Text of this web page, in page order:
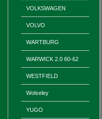
VOLKSWAGEN
VOLVO
WARTBURG
WARWICK 2.0 60-62
WESTFIELD
Wolseley
YUGO